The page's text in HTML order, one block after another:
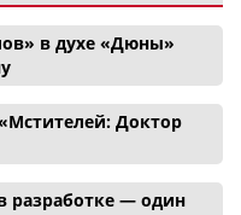
в духе «Дюны»
Доктор
разработке — один